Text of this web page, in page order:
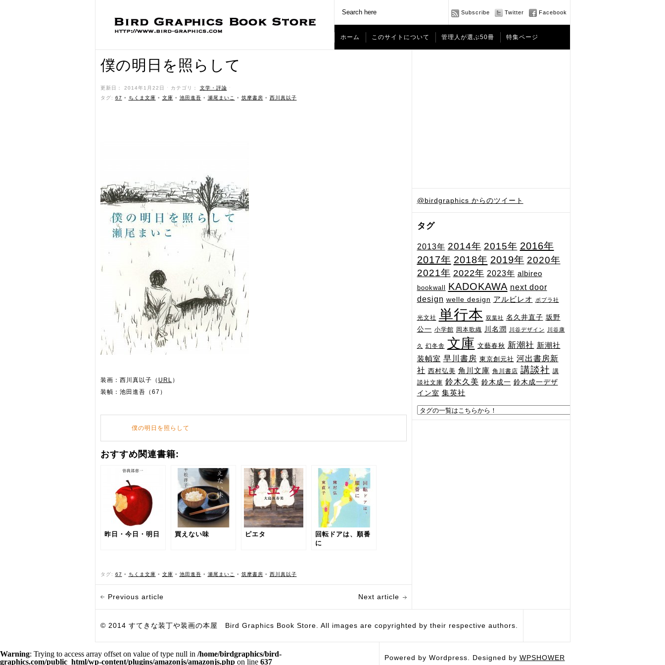
Subscribe Twitter Facebook
ホーム このサイトについて 管理人が選ぶ50冊 特集ページ
@birdgraphics からのツイート
タグ
2013年 2014年 2015年 2016年
2017年 2018年 2019年 2020年
2021年 2022年 2023年 albireo
bookwall KADOKAWA next door
design welle design アルビレオ ポプラ社
光文社 単行本 双葉社 名久井直子 坂野
公一 小学館 岡本歌織 川名潤 川谷デザイン 川谷康
久 幻冬舎 文庫 文藝春秋 新潮社 新潮社
装幀室 早川書房 東京創元社 河出書房新
社 西村弘美 角川文庫 角川書店 講談社 講
談社文庫 鈴木久美 鈴木成一 鈴木成一デザ
イン室 集英社
僕の明日を照らして
更新日： 2014年1月22日 ˑ カテゴリ： 文学・評論 ˑ
タグ: 67 • ちくま文庫 • 文庫 • 池田進吾 • 瀬尾まいこ • 筑摩書房 • 西川真以子
装画：西川真以子（ URL ）
装幀：池田進吾（67）
僕の明日を照らして
おすすめ関連書籍:
昨日・今日・明日 買えない味 ピエタ
回転ドアは、順番
に
タグ: 67 • ちくま文庫 • 文庫 • 池田進吾 • 瀬尾まいこ • 筑摩書房 • 西川真以子
Previous article Next article
© 2014 すてきな装丁や装画の本屋 Bird Graphics Book Store. All images are copyrighted by their respective authors.
Powered by Wordpress. Designed by WPSHOWER
Warning: Trying to access array offset on value of type null in /home/birdgraphics/bird-
graphics.com/public_html/wp-content/plugins/amazonjs/amazonjs.php on line 637